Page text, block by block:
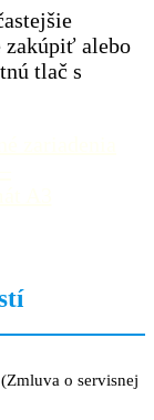
zakúpiť alebo
tlač s
(Zmluva o servisnej